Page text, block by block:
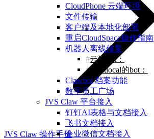
CloudPhone 云端环境
文件传输
客户端及本地化部署
重启CloudSpace操作指南
机器人离线修复
云端bot：
本地local的bot：
Clawbot 档案功能
数字员工广场
JVS Claw 平台接入
钉钉AI表格与文档接入
飞书文档接入
企业微信文档接入
JVS Claw 操作手册